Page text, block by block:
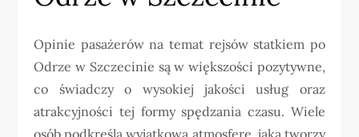
Opinie pasażerów na temat rejsów statkiem po
Odrze w Szczecinie są w większości pozytywne,
co świadczy o wysokiej jakości usług oraz
atrakcyjności tej formy spędzania czasu. Wiele